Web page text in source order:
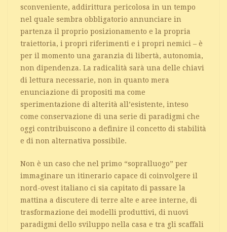
sconveniente, addirittura pericolosa in un tempo
nel quale sembra obbligatorio annunciare in
partenza il proprio posizionamento e la propria
traiettoria, i propri riferimenti e i propri nemici – è
per il momento una garanzia di libertà, autonomia,
non dipendenza. La radicalità sarà una delle chiavi
di lettura necessarie, non in quanto mera
enunciazione di propositi ma come
sperimentazione di alterità all’esistente, inteso
come conservazione di una serie di paradigmi che
oggi contribuiscono a definire il concetto di stabilità
e di non alternativa possibile.
Non è un caso che nel primo “sopralluogo” per
immaginare un itinerario capace di coinvolgere il
nord-ovest italiano ci sia capitato di passare la
mattina a discutere di terre alte e aree interne, di
trasformazione dei modelli produttivi, di nuovi
paradigmi dello sviluppo nella casa e tra gli scaffali